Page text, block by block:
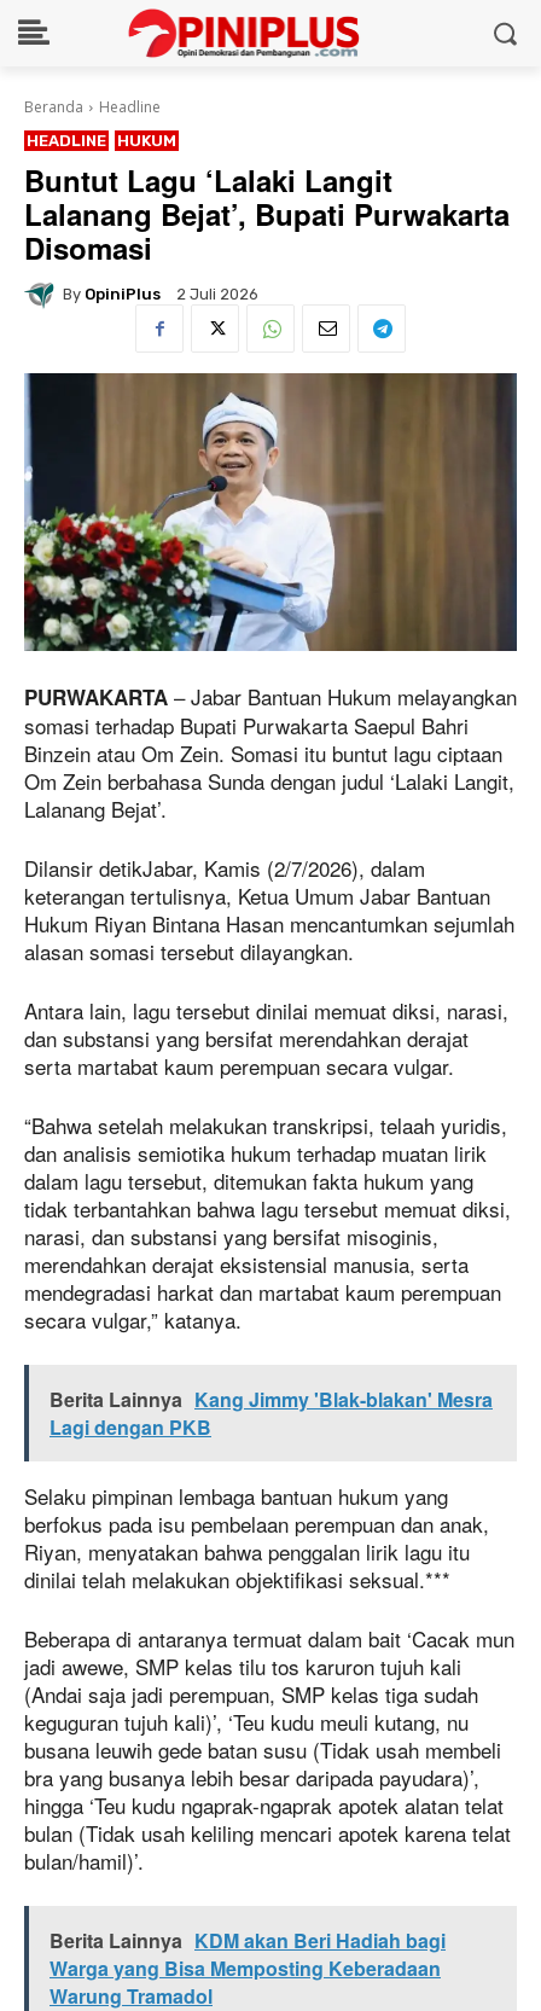
Beranda Headline
HEADLINE HUKUM
Buntut Lagu ‘Lalaki Langit
Lalanang Bejat’, Bupati Purwakarta
Disomasi
By OpiniPlus 2 Juli 2026
PURWAKARTA – Jabar Bantuan Hukum melayangkan
somasi terhadap Bupati Purwakarta Saepul Bahri
Binzein atau Om Zein. Somasi itu buntut lagu ciptaan
Om Zein berbahasa Sunda dengan judul ‘Lalaki Langit,
Lalanang Bejat’.
Dilansir detikJabar, Kamis (2/7/2026), dalam
keterangan tertulisnya, Ketua Umum Jabar Bantuan
Hukum Riyan Bintana Hasan mencantumkan sejumlah
alasan somasi tersebut dilayangkan.
Antara lain, lagu tersebut dinilai memuat diksi, narasi,
dan substansi yang bersifat merendahkan derajat
serta martabat kaum perempuan secara vulgar.
“Bahwa setelah melakukan transkripsi, telaah yuridis,
dan analisis semiotika hukum terhadap muatan lirik
dalam lagu tersebut, ditemukan fakta hukum yang
tidak terbantahkan bahwa lagu tersebut memuat diksi,
narasi, dan substansi yang bersifat misoginis,
merendahkan derajat eksistensial manusia, serta
mendegradasi harkat dan martabat kaum perempuan
secara vulgar,” katanya.
Berita Lainnya Kang Jimmy 'Blak-blakan' Mesra
Lagi dengan PKB
Selaku pimpinan lembaga bantuan hukum yang
berfokus pada isu pembelaan perempuan dan anak,
Riyan, menyatakan bahwa penggalan lirik lagu itu
dinilai telah melakukan objektifikasi seksual.***
Beberapa di antaranya termuat dalam bait ‘Cacak mun
jadi awewe, SMP kelas tilu tos karuron tujuh kali
(Andai saja jadi perempuan, SMP kelas tiga sudah
keguguran tujuh kali)’, ‘Teu kudu meuli kutang, nu
busana leuwih gede batan susu (Tidak usah membeli
bra yang busanya lebih besar daripada payudara)’,
hingga ‘Teu kudu ngaprak-ngaprak apotek alatan telat
bulan (Tidak usah keliling mencari apotek karena telat
bulan/hamil)’.
Berita Lainnya KDM akan Beri Hadiah bagi
Warga yang Bisa Memposting Keberadaan
Warung Tramadol